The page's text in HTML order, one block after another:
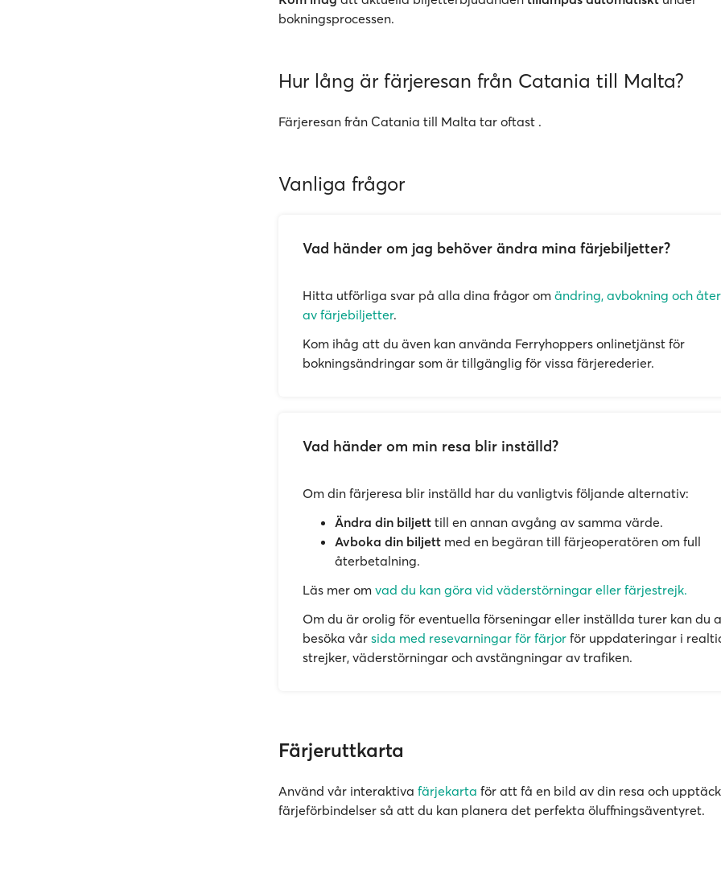
bokningsprocessen.
Hur lång är färjeresan från Catania till Malta?
Färjeresan från Catania till Malta tar oftast .
Vanliga frågor
Vad händer om jag behöver ändra mina färjebiljetter?
Hitta utförliga svar på alla dina frågor om ändring, avbokning och
av färjebiljetter.
Kom ihåg att du även kan använda Ferryhoppers onlinetjänst för
bokningsändringar som är tillgänglig för vissa färjerederier.
Vad händer om min resa blir inställd?
Om din färjeresa blir inställd har du vanligtvis följande alternativ:
Ändra din biljett till en annan avgång av samma värde.
Avboka din biljett med en begäran till färjeoperatören om full
återbetalning.
Läs mer om vad du kan göra vid väderstörningar eller färjestrejk.
Om du är orolig för eventuella förseningar eller inställda turer kan du
besöka vår sida med resevarningar för färjor för uppdateringar i
strejker, väderstörningar och avstängningar av trafiken.
Färjeruttkarta
Använd vår interaktiva färjekarta för att få en bild av din resa och
färjeförbindelser så att du kan planera det perfekta öluffningsäventyret.